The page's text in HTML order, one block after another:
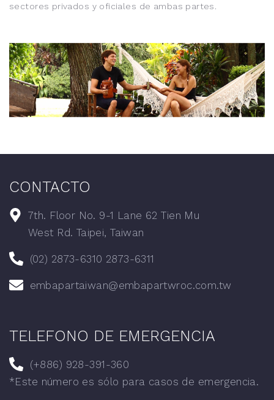
sectores privados y oficiales de ambas partes.
CONTACTO
7th. Floor No. 9-1 Lane 62 Tien Mu
West Rd. Taipei, Taiwan
(02) 2873-6310 2873-6311
embapartaiwan@embapartwroc.com.tw
TELEFONO DE EMERGENCIA
(+886) 928-391-360
*Este número es sólo para casos de emergencia.